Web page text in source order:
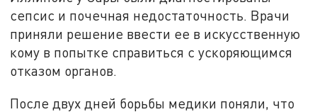
сепсис и почечная недостаточность. Врачи
приняли решение ввести ее в искусственную
кому в попытке справиться с ускоряющимся
отказом органов.
После двух дней борьбы медики поняли, что